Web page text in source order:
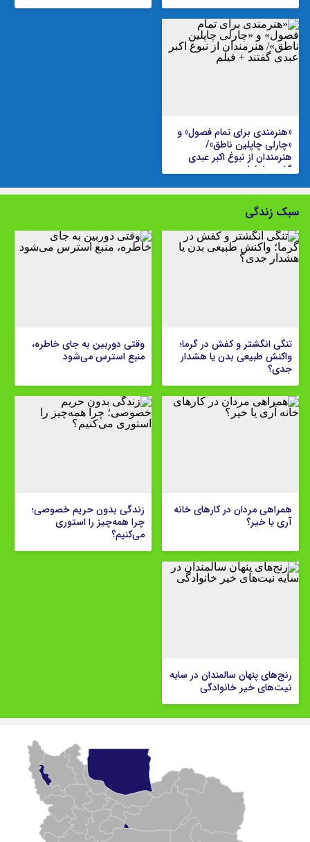
«هنرمندی برای تمام فصول» و
«چارلی چاپلین ناطق»/
هنرمندان از نبوغ اکبر عبدی
گفتند + فیلم
سبک زندگی
تنگی انگشتر و کفش در گرما؛
واکنش طبیعی بدن یا هشدار
جدی؟
وقتی دوربین به جای خاطره،
منبع استرس می‌شود
همراهی مردان در کارهای خانه
آری یا خیر؟
زندگی بدون حریم خصوصی؛
چرا همه‌چیز را استوری
می‌کنیم؟
رنج‌های پنهان سالمندان در سایه
نیت‌های خیر خانوادگی